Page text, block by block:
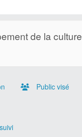
de la culture
Public visé